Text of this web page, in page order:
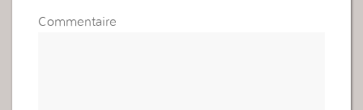
Commentaire